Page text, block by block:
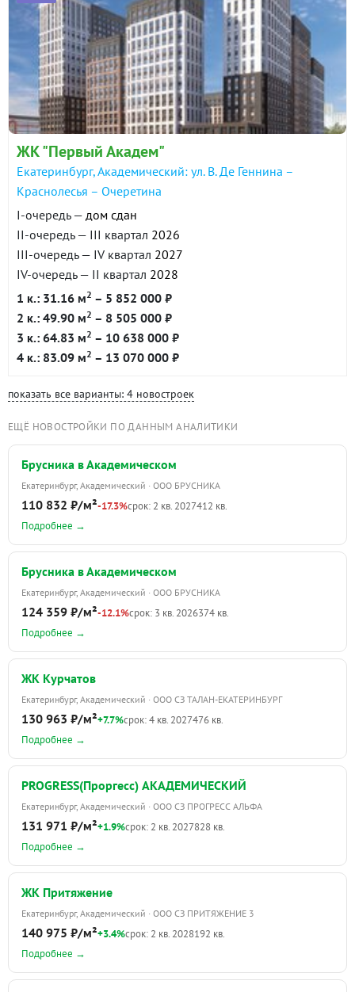
ЖК "Первый Академ"
Екатеринбург, Академический: ул. В. Де Геннина –
Краснолесья – Очеретина
I-очередь — дом сдан
II-очередь — III квартал 2026
III-очередь — IV квартал 2027
IV-очередь — II квартал 2028
1 к.: 31.16 м2 – 5 852 000 ₽
2 к.: 49.90 м2 – 8 505 000 ₽
3 к.: 64.83 м2 – 10 638 000 ₽
4 к.: 83.09 м2 – 13 070 000 ₽
показать все варианты: 4 новостроек
ЕЩЁ НОВОСТРОЙКИ ПО ДАННЫМ АНАЛИТИКИ
Брусника в Академическом
Екатеринбург, Академический · ООО БРУСНИКА
110 832 ₽/м²-17.3%срок: 2 кв. 2027412 кв.
Подробнее →
Брусника в Академическом
Екатеринбург, Академический · ООО БРУСНИКА
124 359 ₽/м²-12.1%срок: 3 кв. 2026374 кв.
Подробнее →
ЖК Курчатов
Екатеринбург, Академический · ООО СЗ ТАЛАН-ЕКАТЕРИНБУРГ
130 963 ₽/м²+7.7%срок: 4 кв. 2027476 кв.
Подробнее →
PROGRESS(Проргесс) АКАДЕМИЧЕСКИЙ
Екатеринбург, Академический · ООО СЗ ПРОГРЕСС АЛЬФА
131 971 ₽/м²+1.9%срок: 2 кв. 2027828 кв.
Подробнее →
ЖК Притяжение
Екатеринбург, Академический · ООО СЗ ПРИТЯЖЕНИЕ 3
140 975 ₽/м²+3.4%срок: 2 кв. 2028192 кв.
Подробнее →